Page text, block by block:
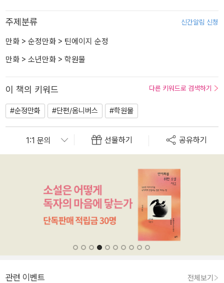
주제분류 신간알림 신청
만화 > 순정만화 > 틴에이지 순정
만화 > 소년만화 > 학원물
이 책의 키워드 다른 키워드로 검색하기
#순정만화 #단편/옴니버스 #학원물
선물하기 공유하기
관련 이벤트 전체보기